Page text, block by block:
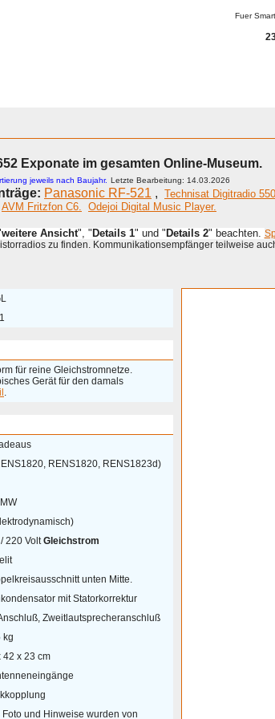
Fuer
Exponate im gesamten Online-Museum.
jeweils nach Baujahr. Letzte Bearbeitung: 14.03.2026
Panasonic RF-521 , Technisat Digitradio
AVM Fritzfon C6. Odejoi Digital Music Player.
weitere Ansicht", " Details 1" und " Details 2" beachten.
zu finden. Kommunikationsempfänger teilweise
für reine Gleichstromnetze.
Gerät für den damals
.
RENS1820, RENS1823d)
220 VoltGleichstrom
unten Mitte.
mit Statorkorrektur
Zweitlautsprecheranschluß
kg
42 x 23 cm
Foto und Hinweise wurden von